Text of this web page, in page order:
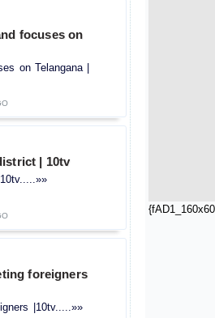
focuses on
on Telangana |
| 10tv
foreigners
|10tv.....»»